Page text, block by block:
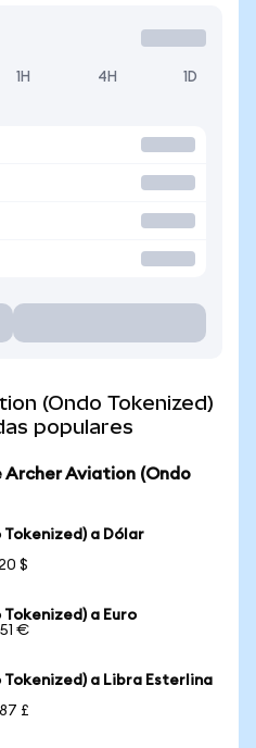
1H 4H 1D
(Ondo Tokenized)
populares
Archer Aviation (Ondo
a Dólar
$
a Euro
€
a Libra Esterlina
£